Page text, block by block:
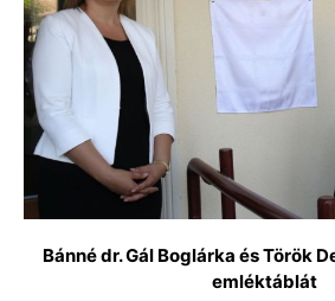
Bánné dr. Gál Boglárka és Török
emléktáblát